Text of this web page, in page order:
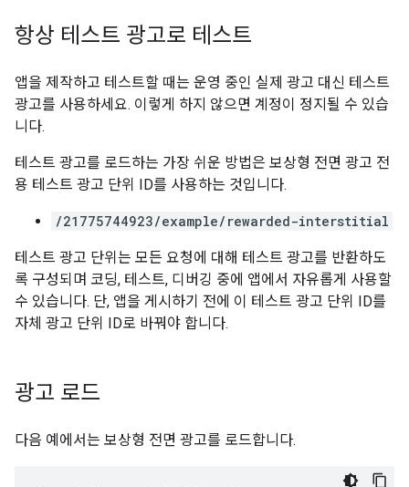
항상 테스트 광고로 테스트
앱을 제작하고 테스트할 때는 운영 중인 실제 광고 대신 테스트
광고를 사용하세요. 이렇게 하지 않으면 계정이 정지될 수 있습
니다.
테스트 광고를 로드하는 가장 쉬운 방법은 보상형 전면 광고 전
용 테스트 광고 단위 ID를 사용하는 것입니다.
/21775744923/example/rewarded-interstitial
테스트 광고 단위는 모든 요청에 대해 테스트 광고를 반환하도
록 구성되며 코딩, 테스트, 디버깅 중에 앱에서 자유롭게 사용할
수 있습니다. 단, 앱을 게시하기 전에 이 테스트 광고 단위 ID를
자체 광고 단위 ID로 바꿔야 합니다.
광고 로드
다음 예에서는 보상형 전면 광고를 로드합니다.